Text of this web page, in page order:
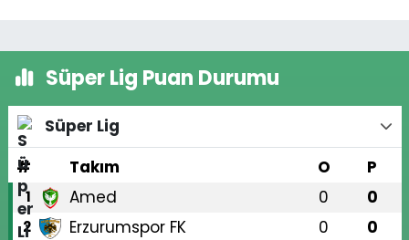
Süper Lig Puan Durumu
Süper Lig
#
Takım O P
1 Amed 0 0
2 Erzurumspor FK 0 0